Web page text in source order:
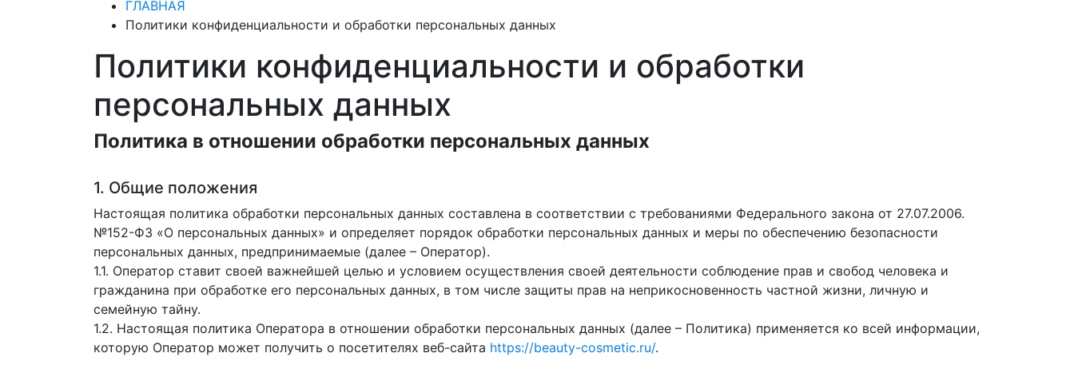
ГЛАВНАЯ
Политики конфиденциальности и обработки персональных данных
Политики конфиденциальности и обработки
персональных данных
Политика в отношении обработки персональных данных
1. Общие положения
Настоящая политика обработки персональных данных составлена в соответствии с требованиями Федерального закона от 27.07.2006.
№152-ФЗ «О персональных данных» и определяет порядок обработки персональных данных и меры по обеспечению безопасности
персональных данных, предпринимаемые (далее – Оператор).
1.1. Оператор ставит своей важнейшей целью и условием осуществления своей деятельности соблюдение прав и свобод человека и
гражданина при обработке его персональных данных, в том числе защиты прав на неприкосновенность частной жизни, личную и
семейную тайну.
1.2. Настоящая политика Оператора в отношении обработки персональных данных (далее – Политика) применяется ко всей информации,
которую Оператор может получить о посетителях веб-сайта https://beauty-cosmetic.ru/.